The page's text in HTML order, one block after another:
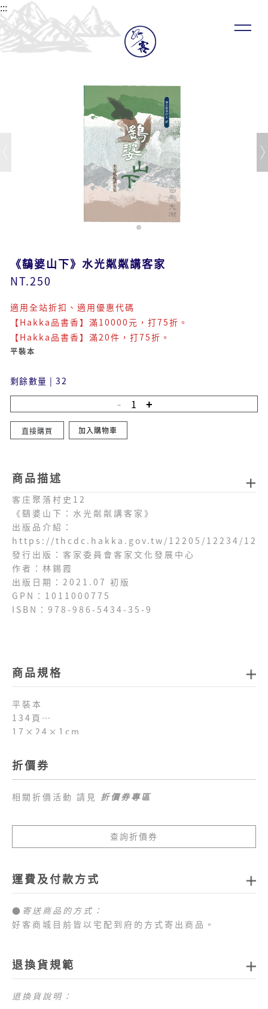
:::
《鷂婆山下》水光粼粼講客家
NT.250
適用全站折扣、適用優惠代碼
【Hakka品書香】滿10000元，打75折。
【Hakka品書香】滿20件，打75折。
平裝本
剩餘數量 | 32
直接購買 加入購物車
商品描述
客庄聚落村史12
《鷂婆山下：水光粼粼講客家》
出版品介紹：
https://thcdc.hakka.gov.tw/12205/12234/
發行出版：客家委員會客家文化發展中心
作者：林錫霞
出版日期：2021.07 初版
GPN：1011000775
ISBN：978-986-5434-35-9
商品規格
平裝本
134頁
17×24×1cm
折價券
相關折價活動 請見 折價券專區
查詢折價券
運費及付款方式
● 寄送商品的方式：
好客商城目前皆以宅配到府的方式寄出商品。
1.全站消費滿新臺幣
區 （澎湖、金門、馬祖、綠島、蘭嶼、小琉球等地
退換貨規範
退換貨說明：